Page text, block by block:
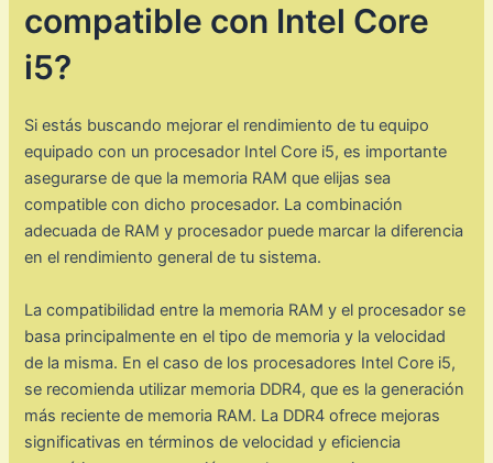
compatible con Intel Core
i5?
Si estás buscando mejorar el rendimiento de tu equipo
equipado con un procesador Intel Core i5, es importante
asegurarse de que la memoria RAM que elijas sea
compatible con dicho procesador. La combinación
adecuada de RAM y procesador puede marcar la diferencia
en el rendimiento general de tu sistema.
La compatibilidad entre la memoria RAM y el procesador se
basa principalmente en el tipo de memoria y la velocidad
de la misma. En el caso de los procesadores Intel Core i5,
se recomienda utilizar memoria DDR4, que es la generación
más reciente de memoria RAM. La DDR4 ofrece mejoras
significativas en términos de velocidad y eficiencia